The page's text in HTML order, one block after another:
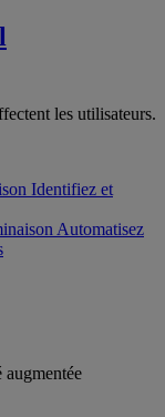
les utilisateurs.
Identifiez et
Automatisez